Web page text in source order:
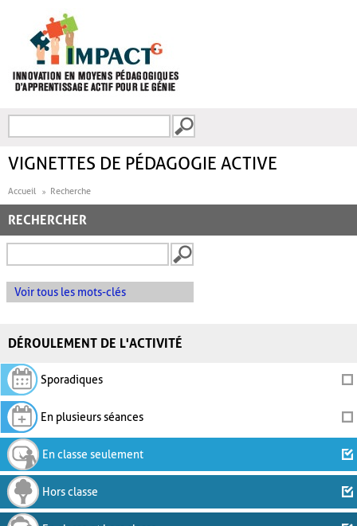
FORMULAIRE DE
VIGNETTES DE PÉDAGOGIE ACTIVE
Accueil Recherche
RECHERCHER
Voir tous les mots-clés
DÉROULEMENT DE L'ACTIVITÉ
Sporadiques
En plusieurs séances
En classe seulement
Hors classe